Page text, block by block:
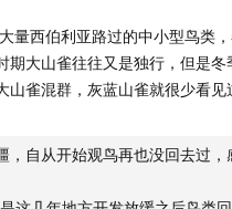
量西伯利亚路过的中小型鸟类
期大山雀往往又是独行，但是冬
山雀混群，灰蓝山雀就很少看见
，自从开始观鸟再也没回去过，